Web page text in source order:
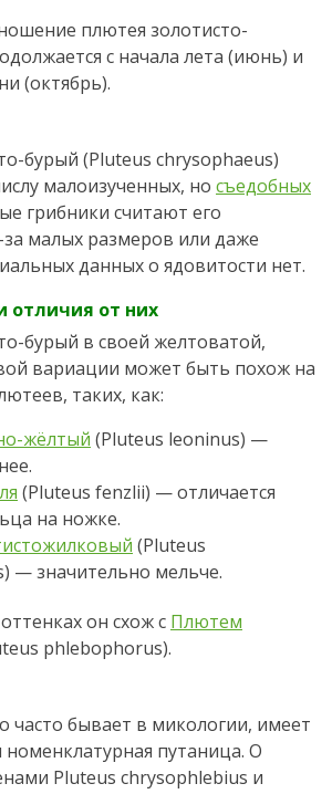
плютея золотисто-
с начала лета (июнь) и
(октябрь).
бурый (Pluteus chrysophaeus)
малоизученных, но съедобных
грибники считают его
малых размеров или даже
данных о ядовитости нет.
отличия от них
бурый в своей желтоватой,
вариации может быть похож на
таких, как:
жёлтый (Pluteus leoninus) —
(Pluteus fenzlii) — отличается
на ножке.
(Pluteus
— значительно мельче.
он схож с Плютем
phlebophorus).
часто бывает в микологии, имеет
номенклатурная путаница. О
Pluteus chrysophlebius и